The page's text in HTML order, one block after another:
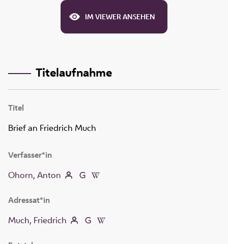
IM VIEWER ANSEHEN
Titelaufnahme
Titel
Brief an Friedrich Much
Verfasser*in
Ohorn, Anton
Adressat*in
Much, Friedrich